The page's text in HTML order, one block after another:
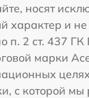
носят
характер и
п. 2 ст. 437
марки
с которой